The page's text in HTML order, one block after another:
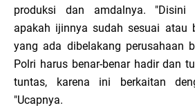
produksi dan amdalnya. "Disini
apakah ijinnya sudah sesuai atau
yang ada dibelakang perusahaan
Polri harus benar-benar hadir dan
tuntas, karena ini berkaitan
"Ucapnya.